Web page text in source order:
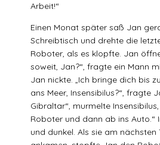
Arbeit!“
Einen Monat später saß Jan
Schreibtisch und drehte die
Roboter, als es klopfte. Jan
soweit, Jan?“, fragte ein Mann
Jan nickte. „Ich bringe dich bis
ans Meer, Insensibilus?“, fragte
Gibraltar“, murmelte
Roboter und dann ab ins Auto.“
und dunkel. Als sie am